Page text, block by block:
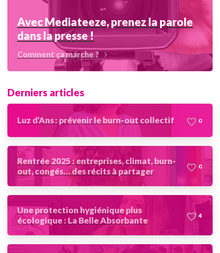
Avec Mediateeze, prenez la parole
dans la presse !
Comment ça marche ?
Derniers articles
Luz d’Ans : prévenir le burn-out collectif 0
Rentrée 2025 : entreprises, climat, burn-
out, congés… des récits à partager
0
Une protection hygiénique plus
écologique : La Belle Absorbante
4